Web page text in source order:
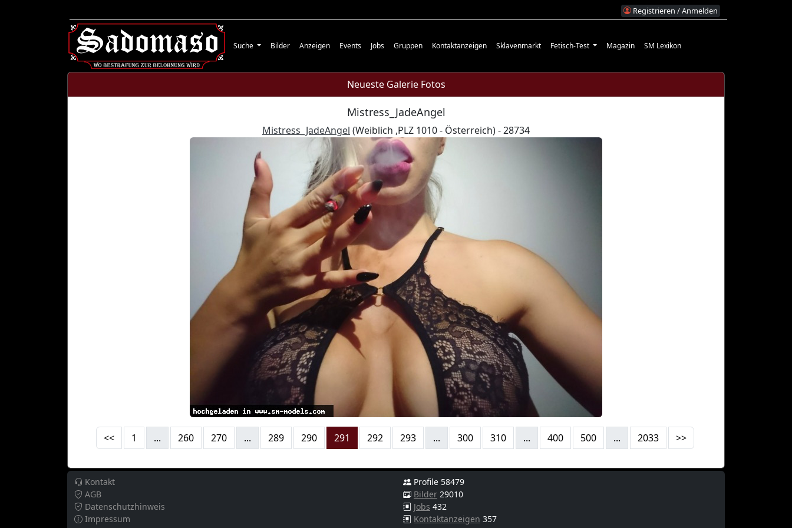
Registrieren / Anmelden
Suche Bilder Anzeigen Events Jobs Gruppen Kontaktanzeigen Sklavenmarkt Fetisch-Test Magazin SM Lexikon
Neueste Galerie Fotos
Mistress_JadeAngel
Mistress_JadeAngel (Weiblich ,PLZ 1010 - Österreich) - 28734
<< 1 ... 260 270 ... 289 290 291 292 293 ... 300 310 ... 400 500 ... 2033 >>
Kontakt
AGB
Datenschutzhinweis
Impressum
Profile 58479
Bilder 29010
Jobs 432
Kontaktanzeigen 357